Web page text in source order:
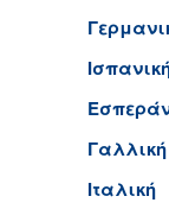
Γαλλική
Ιταλική